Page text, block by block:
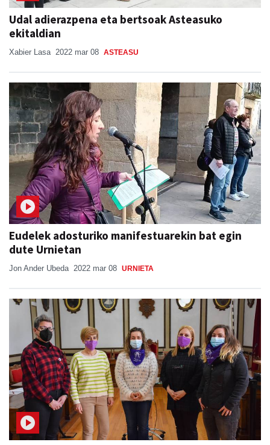
Udal adierazpena eta bertsoak Asteasuko
ekitaldian
Xabier Lasa 2022 mar 08 ASTEASU
Eudelek adosturiko manifestuarekin bat egin
dute Urnietan
Jon Ander Ubeda 2022 mar 08 URNIETA